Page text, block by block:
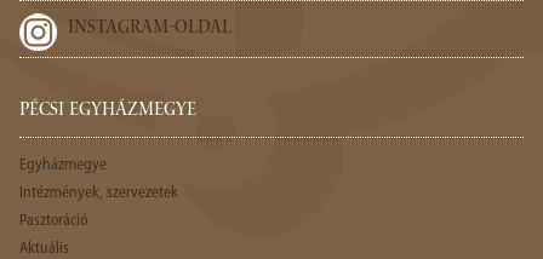
INSTAGRAM-OLDAL
PÉCSI EGYHÁZMEGYE
Egyházmegye
Intézmények, szervezetek
Pasztoráció
Aktuális